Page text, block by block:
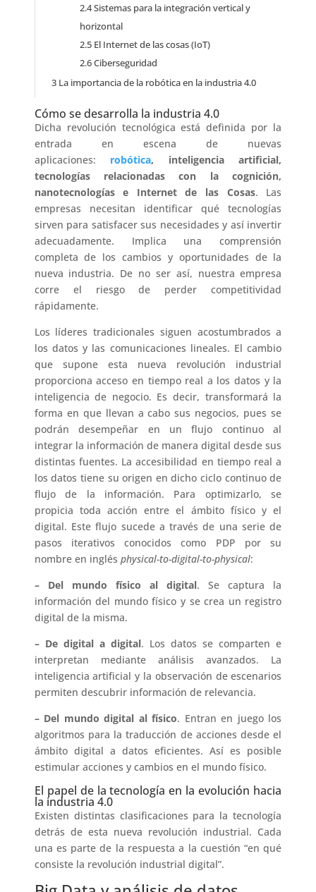
2.4Sistemas para la integración vertical y
horizontal
2.5El Internet de las cosas (IoT)
2.6Ciberseguridad
3La importancia de la robótica en la industria 4.0
Cómo se desarrolla la industria 4.0
Dicha revolución tecnológica está definida por la
entrada en escena de nuevas
aplicaciones: robótica, inteligencia artificial,
tecnologías relacionadas con la cognición,
nanotecnologías e Internet de las Cosas. Las
empresas necesitan identificar qué tecnologías
sirven para satisfacer sus necesidades y así invertir
adecuadamente. Implica una comprensión
completa de los cambios y oportunidades de la
nueva industria. De no ser así, nuestra empresa
corre el riesgo de perder competitividad
rápidamente.
Los líderes tradicionales siguen acostumbrados a
los datos y las comunicaciones lineales. El cambio
que supone esta nueva revolución industrial
proporciona acceso en tiempo real a los datos y la
inteligencia de negocio. Es decir, transformará la
forma en que llevan a cabo sus negocios, pues se
podrán desempeñar en un flujo continuo al
integrar la información de manera digital desde sus
distintas fuentes. La accesibilidad en tiempo real a
los datos tiene su origen en dicho ciclo continuo de
flujo de la información. Para optimizarlo, se
propicia toda acción entre el ámbito físico y el
digital. Este flujo sucede a través de una serie de
pasos iterativos conocidos como PDP por su
nombre en inglés physical-to-digital-to-physical:
– Del mundo físico al digital. Se captura la
información del mundo físico y se crea un registro
digital de la misma.
– De digital a digital. Los datos se comparten e
interpretan mediante análisis avanzados. La
inteligencia artificial y la observación de escenarios
permiten descubrir información de relevancia.
– Del mundo digital al físico. Entran en juego los
algoritmos para la traducción de acciones desde el
ámbito digital a datos eficientes. Así es posible
estimular acciones y cambios en el mundo físico.
El papel de la tecnología en la evolución hacia
la industria 4.0
Existen distintas clasificaciones para la tecnología
detrás de esta nueva revolución industrial. Cada
una es parte de la respuesta a la cuestión “en qué
consiste la revolución industrial digital”.